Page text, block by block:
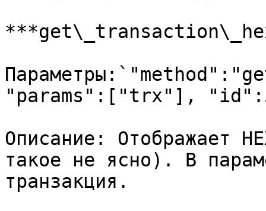
"params":["trx"],
Описание: Отображает
такое не ясно). В
транзакция.